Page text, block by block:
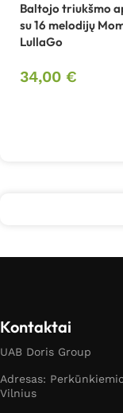
Baltojo triukšmo
su 16 melodijų
LullaGo
34,00 €
Kontaktai
UAB Doris Group
Adresas:
Vilnius